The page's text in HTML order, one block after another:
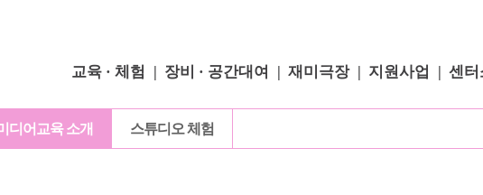
교육 · 체험 장비 · 공간대여 재미극장 지원사업 센터
디어교육 소개 스튜디오 체험